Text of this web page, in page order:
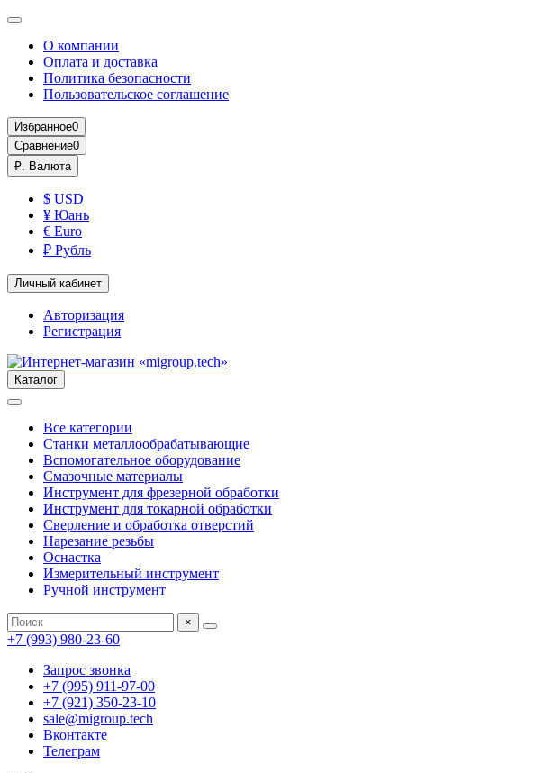
О компании
Оплата и доставка
Политика безопасности
Пользовательское соглашение
Избранное0
Сравнение0
₽. Валюта
$ USD
¥ Юань
€ Euro
₽ Рубль
Личный кабинет
Авторизация
Регистрация
Каталог
Все категории
Станки металлообрабатывающие
Вспомогательное оборудование
Смазочные материалы
Инструмент для фрезерной обработки
Инструмент для токарной обработки
Сверление и обработка отверстий
Нарезание резьбы
Оснастка
Измерительный инструмент
Ручной инструмент
×
+7 (993) 980-23-60
Запрос звонка
+7 (995) 911-97-00
+7 (921) 350-23-10
sale@migroup.tech
Вконтакте
Телеграм